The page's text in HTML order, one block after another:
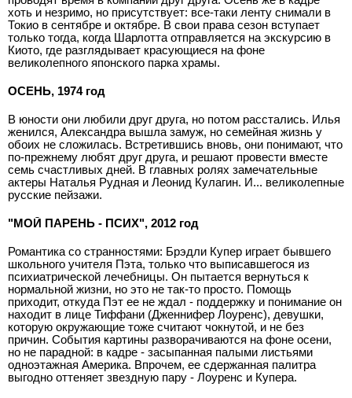
хоть и незримо, но присутствует: все-таки ленту снимали в
Токио в сентябре и октябре. В свои права сезон вступает
только тогда, когда Шарлотта отправляется на экскурсию в
Киото, где разглядывает красующиеся на фоне
великолепного японского парка храмы.
ОСЕНЬ, 1974 год
В юности они любили друг друга, но потом расстались. Илья
женился, Александра вышла замуж, но семейная жизнь у
обоих не сложилась. Встретившись вновь, они понимают, что
по-прежнему любят друг друга, и решают провести вместе
семь счастливых дней. В главных ролях замечательные
актеры Наталья Рудная и Леонид Кулагин. И... великолепные
русские пейзажи.
"МОЙ ПАРЕНЬ - ПСИХ", 2012 год
Романтика со странностями: Брэдли Купер играет бывшего
школьного учителя Пэта, только что выписавшегося из
психиатрической лечебницы. Он пытается вернуться к
нормальной жизни, но это не так-то просто. Помощь
приходит, откуда Пэт ее не ждал - поддержку и понимание он
находит в лице Тиффани (Дженнифер Лоуренс), девушки,
которую окружающие тоже считают чокнутой, и не без
причин. События картины разворачиваются на фоне осени,
но не парадной: в кадре - засыпанная палыми листьями
одноэтажная Америка. Впрочем, ее сдержанная палитра
выгодно оттеняет звездную пару - Лоуренс и Купера.